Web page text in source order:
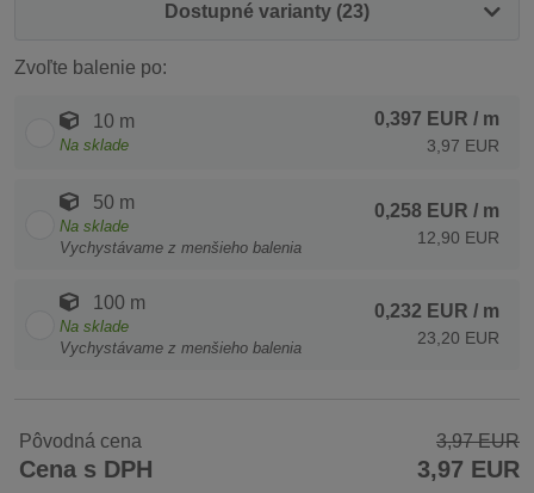
Dostupné varianty (23)
Zvoľte balenie po:
10 m
Na sklade
0,397 EUR / m
3,97 EUR
50 m
Na sklade
Vychystávame z menšieho balenia
0,258 EUR / m
12,90 EUR
100 m
Na sklade
Vychystávame z menšieho balenia
0,232 EUR / m
23,20 EUR
Pôvodná cena 3,97 EUR
Cena s DPH 3,97 EUR